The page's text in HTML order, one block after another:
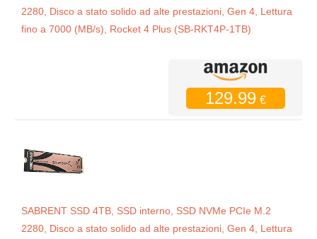
2280, Disco a stato solido ad alte prestazioni, Gen 4, Lettura
fino a 7000 (MB/s), Rocket 4 Plus (SB-RKT4P-1TB)
129.99 €
SABRENT SSD 4TB, SSD interno, SSD NVMe PCIe M.2
2280, Disco a stato solido ad alte prestazioni, Gen 4, Lettura